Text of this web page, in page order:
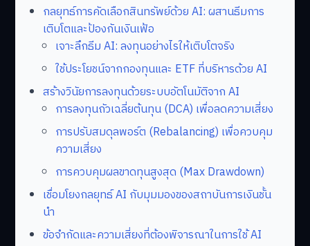
กลยุทธ์การคัดเลือกสินทรัพย์ด้วย AI: ผสานธีมการ
เติบโตและป้องกันเงินเฟ้อ
เจาะลึกธีม AI: ลงทุนอย่างไรให้เติบโตจริง
ใช้ประโยชน์จากกองทุนและ ETF ที่บริหารด้วย AI
สร้างวินัยการลงทุนด้วยระบบอัตโนมัติจาก AI
การลงทุนถัวเฉลี่ยต้นทุน (DCA) เพื่อลดความเสี่ยง
การปรับสมดุลพอร์ต (Rebalancing) เพื่อควบคุม
ความเสี่ยง
การควบคุมผลขาดทุนสูงสุด (Max Drawdown)
เชื่อมโยงกลยุทธ์ AI กับมุมมองของสถาบันการเงินชั้น
นำ
ข้อจำกัดและความเสี่ยงที่ต้องพิจารณาในการใช้ AI